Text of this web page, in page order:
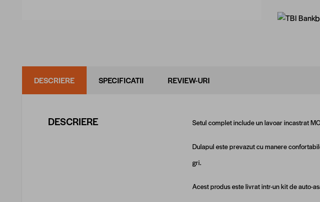
DESCRIERE SPECIFICATII REVIEW-URI
DESCRIERE Setul complet include un lavoar incastrat
Dulapul este prevazut cu manere
gri.
Acest produs este livrat intr-un kit de auto-